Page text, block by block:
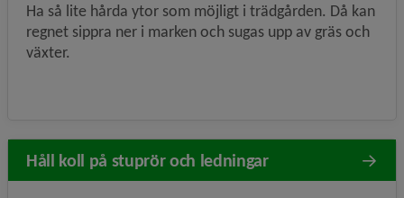
Ha så lite hårda ytor som möjligt i trädgården. Då kan
regnet sippra ner i marken och sugas upp av gräs och
växter.
Håll koll på stuprör och ledningar